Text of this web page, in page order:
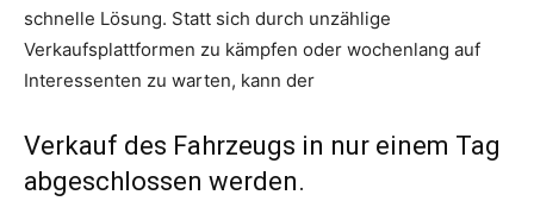
schnelle Lösung. Statt sich durch unzählige
Verkaufsplattformen zu kämpfen oder wochenlang auf
Interessenten zu warten, kann der
Verkauf des Fahrzeugs in nur einem Tag
abgeschlossen werden.